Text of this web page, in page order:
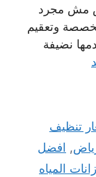
مش مجرد
وتعقيم
نضيفة
تنظيف
, افضل
المياه